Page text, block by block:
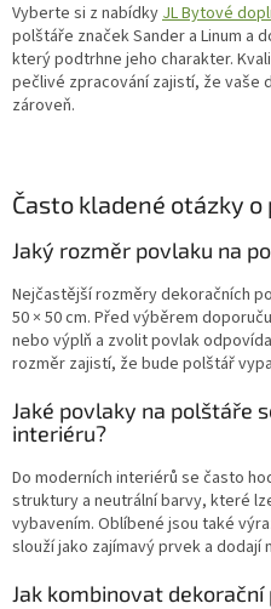
Vyberte si z nabídkyJL Bytové
polštáře značek Sander a Linum a
který podtrhne jeho charakter.
pečlivé zpracování zajistí, že vaše
zároveň.
Často kladené otázky
Jaký rozměr povlaku na
Nejčastější rozměry dekoračních
50 × 50 cm. Před výběrem
nebo výplň a zvolit povlak
rozměr zajistí, že bude polštář
Jaké povlaky na polštáře
interiéru?
Do moderních interiérů se často
struktury a neutrální barvy, které
vybavením. Oblíbené jsou také
slouží jako zajímavý prvek a
Jak kombinovat